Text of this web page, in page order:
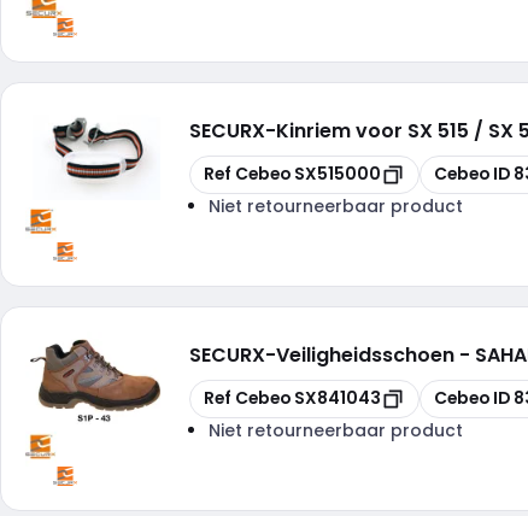
SECURX-Kinriem voor SX 515 / SX
Kopiëren
Ref Cebeo SX515000 Kopiëren
Cebeo ID
Niet retourneerbaar product
SECURX-Veiligheidsschoen -
Kopiëren
Ref Cebeo SX841043 Kopiëren
Cebeo ID
Niet retourneerbaar product